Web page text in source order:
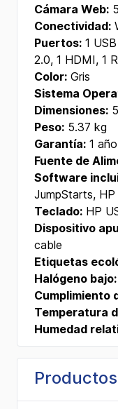
Cámara Web:
Conectividad:
Puertos: 1
2.0, 1 HDMI, 1
Color: Gris
Sistema
Dimensiones:
Peso: 5.37 kg
Garantía: 1 año
Fuente de
Software
JumpStarts,
Teclado: HP
Dispositivo
cable
Etiquetas
Halógeno bajo:
Cumplimiento
Temperatura
Humedad